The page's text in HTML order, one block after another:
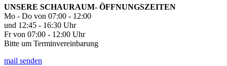
UNSERE SCHAURAUM- ÖFFNUNGSZEITEN
Mo - Do von 07:00 - 12:00
und 12:45 - 16:30 Uhr
Fr von 07:00 - 12:00 Uhr
Bitte um Terminvereinbarung
mail senden